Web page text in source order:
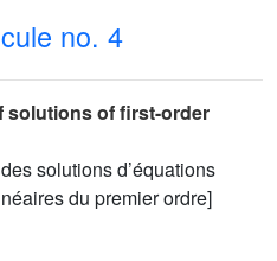
no. 4
solutions of first-order
solutions d’équations
du premier ordre]